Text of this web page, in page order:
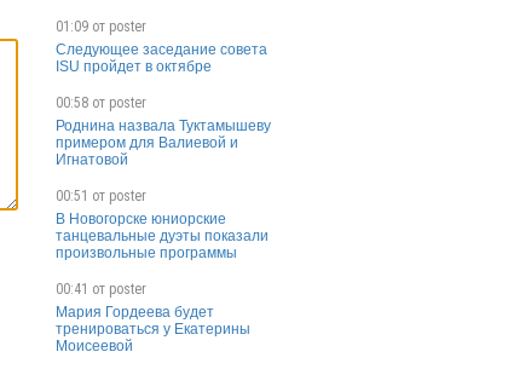
01:09 от poster
Следующее заседание совета
ISU пройдет в октябре
00:58 от poster
Роднина назвала Туктамышеву
примером для Валиевой и
Игнатовой
00:51 от poster
В Новогорске юниорские
танцевальные дуэты показали
произвольные программы
00:41 от poster
Мария Гордеева будет
тренироваться у Екатерины
Моисеевой